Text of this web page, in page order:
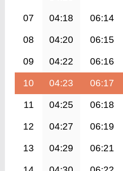
07 04:18 06:14
08 04:20 06:15
09 04:22 06:16
10 04:23 06:17
11 04:25 06:18
12 04:27 06:19
13 04:29 06:21